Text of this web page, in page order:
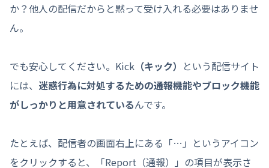
か？他人の配信だからと黙って受け入れる必要はありませ
ん。
でも安心してください。Kick （キック） という配信サイト
には、 迷惑行為に対処するための通報機能やブロック機能
がしっかりと用意されているんです。
たとえば、配信者の画面右上にある「…」というアイコン
をクリックすると、「Report（通報）」の項目が表示さ